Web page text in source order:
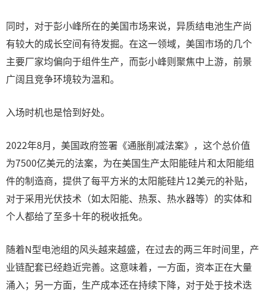
同时，对于彭小峰所在的美国市场来说，异质结电池生产尚
有较大的成长空间有待发掘。在这一领域，美国市场的几个
主要厂家均偏向于组件生产，而彭小峰则聚焦中上游，前景
广阔且竞争环境较为温和。
入场时机也是恰到好处。
2022年8月，美国政府签署《通胀削减法案》，这个总价值
为7500亿美元的法案，为在美国生产太阳能硅片和太阳能组
件的制造商，提供了每平方米的太阳能硅片12美元的补贴，
对于采用光伏技术（如太阳能、热泵、热水器等）的实体和
个人都给了至多十年的税收抵免。
随着N型电池组的风头越来越盛，在过去的两三年时间里，产
业链配套已经趋近完善。这意味着，一方面，资本正在大量
涌入；另一方面，生产成本还在持续下降，对于处于技术迭